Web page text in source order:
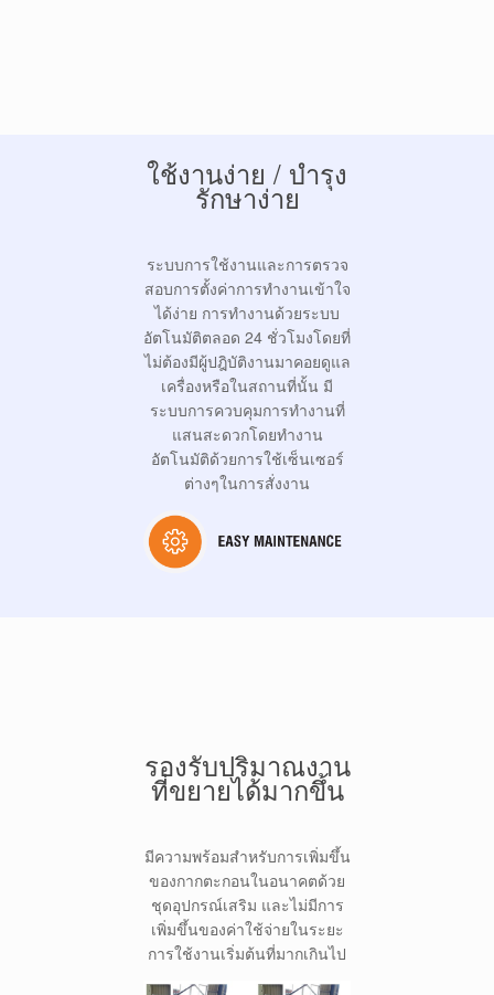
ใช้งานง่าย / บำรุง
รักษาง่าย
ระบบการใช้งานและการตรวจ
สอบการตั้งค่าการทำงานเข้าใจ
ได้ง่าย การทำงานด้วยระบบ
อัตโนมัติตลอด 24 ชั่วโมงโดยที่
ไม่ต้องมีผู้ปฎิบัติงานมาคอยดูแล
เครื่องหรือในสถานที่นั้น มี
ระบบการควบคุมการทำงานที่
แสนสะดวกโดยทำงาน
อัตโนมัติด้วยการใช้เซ็นเซอร์
ต่างๆในการสั่งงาน
รองรับปริมาณงาน
ที่ขยายได้มากขึ้น
มีความพร้อมสำหรับการเพิ่มขึ้น
ของกากตะกอนในอนาคตด้วย
ชุดอุปกรณ์เสริม และไม่มีการ
เพิ่มขึ้นของค่าใช้จ่ายในระยะ
การใช้งานเริ่มต้นที่มากเกินไป